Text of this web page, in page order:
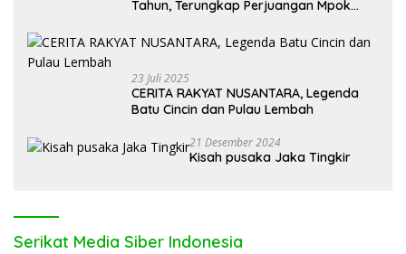
Tahun, Terungkap Perjuangan Mpok
23 Juli 2025
CERITA RAKYAT NUSANTARA, Legenda
Batu Cincin dan Pulau Lembah
21 Desember 2024
Kisah pusaka Jaka Tingkir
Serikat Media Siber Indonesia